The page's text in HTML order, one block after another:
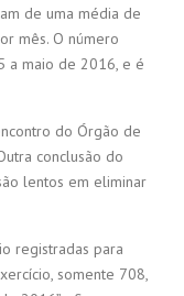
de uma média de
mês. O número
maio de 2016, e é
do Órgão de
conclusão do
lentos em eliminar
registradas para
somente 708,